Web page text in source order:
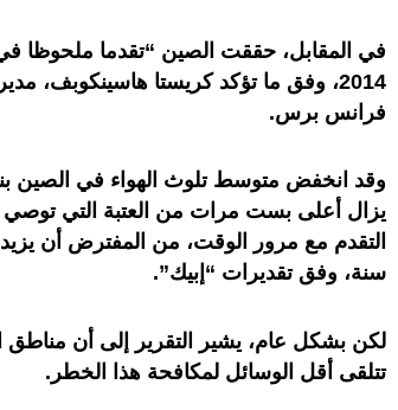
في المقابل، حققت الصين “تقدما ملحوظا
2014، وفق ما تؤكد كريستا هاسينكوبف،
فرانس برس.
يزال أعلى بست مرات من العتبة التي توصي
سنة، وفق تقديرات “إبيك”.
لكن بشكل عام، يشير التقرير إلى أن مناطق
تتلقى أقل الوسائل لمكافحة هذا الخطر.